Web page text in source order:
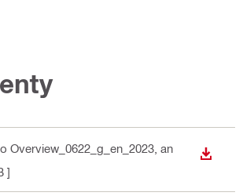
Overview_0622_g_en_2023 , an
]